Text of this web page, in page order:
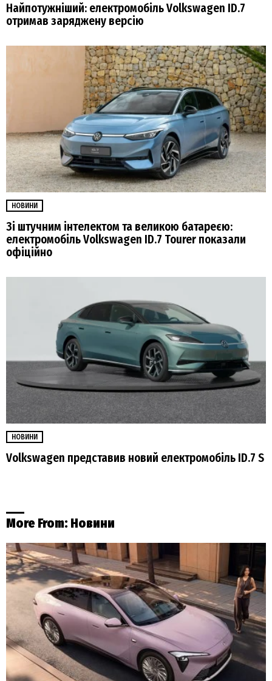
Найпотужніший: електромобіль Volkswagen ID.7
отримав заряджену версію
НОВИНИ
Зі штучним інтелектом та великою батареєю:
електромобіль Volkswagen ID.7 Tourer показали
офіційно
НОВИНИ
Volkswagen представив новий електромобіль ID.7 S
More From: Новини